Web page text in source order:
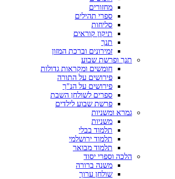
מחזורים
ספרי תהילים
סליחות
תיקון קוראים
תנך
זמירונים וברכת המזון
תנך ופרשת שבוע
חומשים ומקראות גדולות
פירושים על התורה
פירושים על הנ"ך
ספרים לשולחן השבת
פרשת שבוע לילדים
גמרא ומשניות
משניות
תלמוד בבלי
תלמוד ירושלמי
תלמוד מבואר
הלכה וספרי יסוד
משנה ברורה
שולחן ערוך